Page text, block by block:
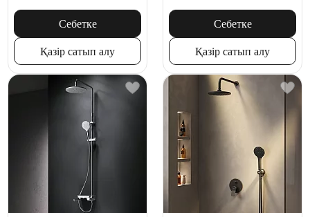
Себетке
Қазір сатып алу
Себетке
Қазір сатып алу